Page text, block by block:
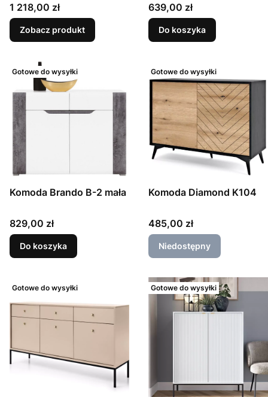
Cena
1 218,00 zł
Zobacz produkt
Cena
639,00 zł
Do koszyka
Gotowe do wysyłki
Komoda Brando B-2 mała
Cena
829,00 zł
Do koszyka
Gotowe do wysyłki
Komoda Diamond K104
Cena
485,00 zł
Niedostępny
Gotowe do wysyłki Gotowe do wysyłki